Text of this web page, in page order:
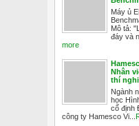
Máy ủ
Mô tả:
đáy và
more
Nhân
thí
Ngành
học
cố định
công ty Hamesco Vi...